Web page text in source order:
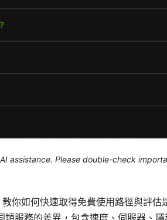
assistance. Please double-check
你如何快速取得免費使用路徑與評估
服務的差異，包含速度、伺服器、隱